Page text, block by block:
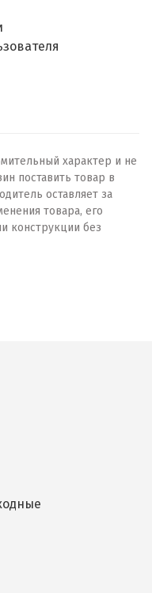
характер и не
поставить товар в
оставляет за
товара, его
конструкции без